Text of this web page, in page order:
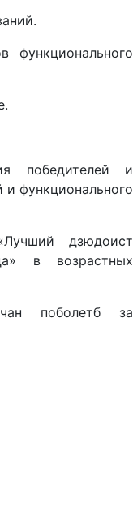
функционального
победителей и
функционального
дзюдоист
в возрастных
поболетб за